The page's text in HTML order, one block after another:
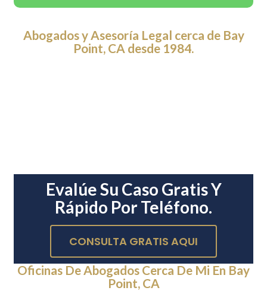
Abogados y Asesoría Legal cerca de Bay
Point, CA desde 1984.
Evalúe Su Caso Gratis Y
Rápido Por Teléfono.
CONSULTA GRATIS AQUI
Oficinas De Abogados Cerca De Mi En Bay
Point, CA